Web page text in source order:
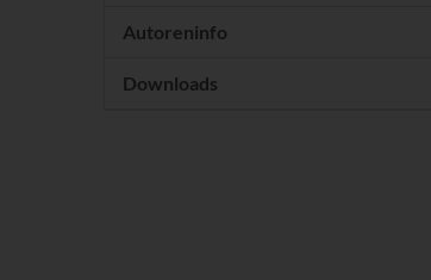
Autoreninfo
Downloads